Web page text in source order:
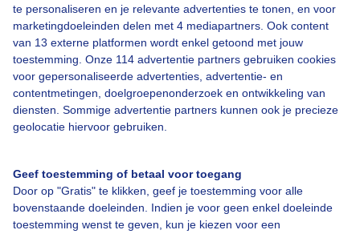
te personaliseren en je relevante advertenties te tonen, en voor
marketingdoeleinden delen met 4 mediapartners. Ook content
van 13 externe platformen wordt enkel getoond met jouw
toestemming. Onze 114 advertentie partners gebruiken cookies
voor gepersonaliseerde advertenties, advertentie- en
contentmetingen, doelgroepenonderzoek en ontwikkeling van
diensten. Sommige advertentie partners kunnen ook je precieze
geolocatie hiervoor gebruiken.
Geef toestemming of betaal voor toegang
Door op "Gratis" te klikken, geef je toestemming voor alle
bovenstaande doeleinden. Indien je voor geen enkel doeleinde
toestemming wenst te geven, kun je kiezen voor een
Over Buienradar
Contact
Toegankelijkheid